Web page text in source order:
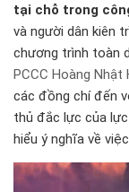
tại chỗ trong
và người dân kiên
chương trình toàn
PCCC Hoàng Nhật
các đồng chí đến
thủ đắc lực của
hiểu ý nghĩa về